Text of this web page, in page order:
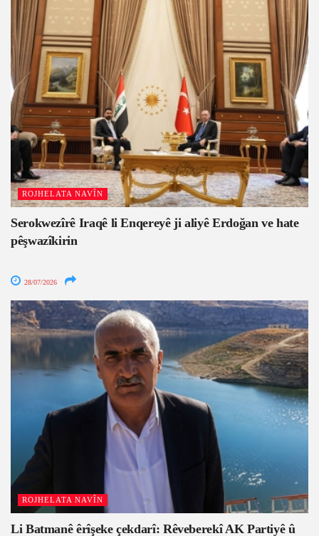
ROJHELATA NAVÎN
Serokwezîrê Iraqê li Enqereyê ji aliyê Erdoğan ve hate
pêşwazîkirin
28/07/2026
ROJHELATA NAVÎN
Li Batmanê êrîşeke çekdarî: Rêveberekî AK Partiyê û